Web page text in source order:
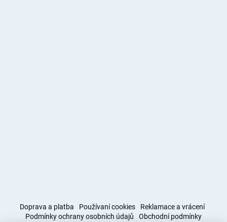
Doprava a platba Používaní cookies
Reklamace a vrácení
Podmínky ochrany osobních údajů
Obchodní podmínky